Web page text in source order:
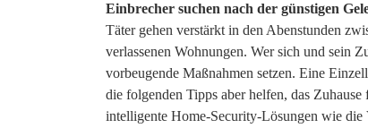
Einbrecher suchen nach der günstigen
Täter gehen verstärkt in den Abenstunden
verlassenen Wohnungen. Wer sich und sein
vorbeugende Maßnahmen setzen. Eine
die folgenden Tipps aber helfen, das
intelligente Home-Security-Lösungen wie